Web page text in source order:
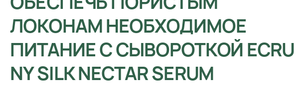
ЛОКОНАМ НЕОБХОДИМОЕ
ПИТАНИЕ С СЫВОРОТКОЙ ECRU
NY SILK NECTAR SERUM